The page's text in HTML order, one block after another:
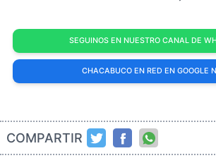
SEGUINOS EN NUESTRO CANAL DE
CHACABUCO EN RED EN GOOGLE
COMPARTIR